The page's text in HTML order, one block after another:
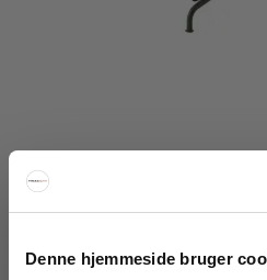
Denne hjemmeside bruger
&Tradition Thorvald Outdoor